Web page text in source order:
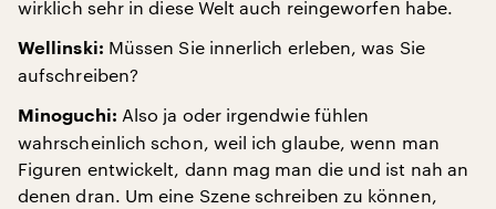
wirklich sehr in diese Welt auch reingeworfen habe.
Wellinski: Müssen Sie innerlich erleben, was Sie
aufschreiben?
Minoguchi: Also ja oder irgendwie fühlen
wahrscheinlich schon, weil ich glaube, wenn man
Figuren entwickelt, dann mag man die und ist nah an
denen dran. Um eine Szene schreiben zu können,